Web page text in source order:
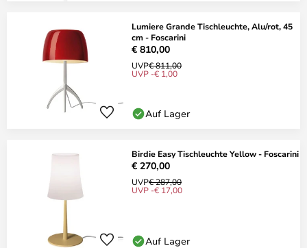
Lumiere Grande Tischleuchte, Alu/rot, 45
cm - Foscarini
€ 810,00
UVP€ 811,00
UVP -€ 1,00
Auf Lager
Birdie Easy Tischleuchte Yellow - Foscarini
€ 270,00
UVP€ 287,00
UVP -€ 17,00
Auf Lager